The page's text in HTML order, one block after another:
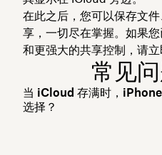
在此之后，您可以保存文
享，一切尽在掌握。如果
和更强大的共享控制，请立
常见
当 iCloud 存满时，
选择？